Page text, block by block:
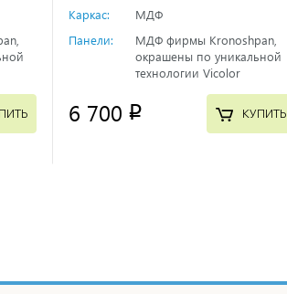
Каркас:
МДФ
Панели:
МДФ фирмы Kronoshpan,
окрашены по уникальной
технологии Vicolor
6 700 p КУПИТЬ